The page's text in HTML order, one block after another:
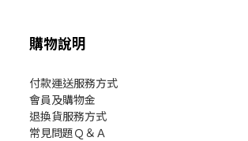
購物說明
付款運送服務方式
會員及購物金
退換貨服務方式
常見問題Ｑ＆Ａ